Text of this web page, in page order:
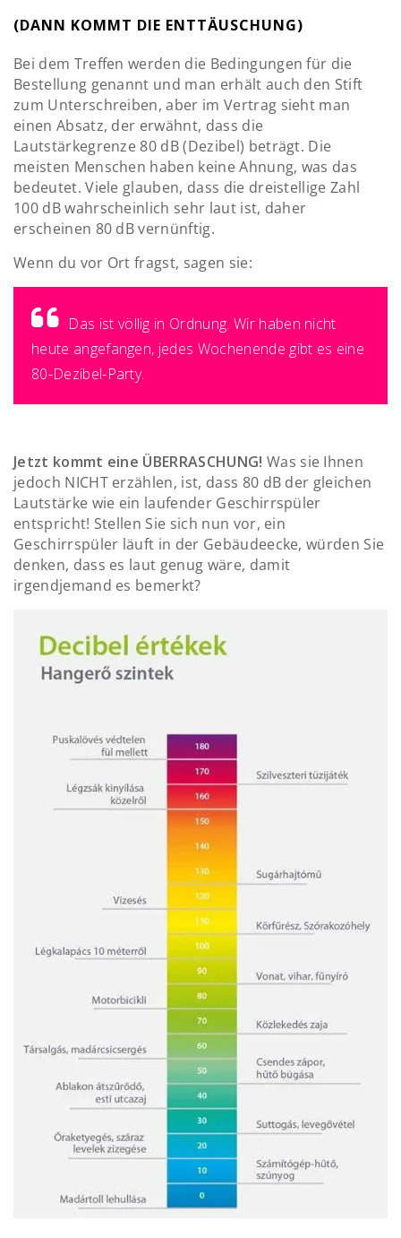
(DANN KOMMT DIE ENTTÄUSCHUNG)
Bei dem Treffen werden die Bedingungen für die
Bestellung genannt und man erhält auch den Stift
zum Unterschreiben, aber im Vertrag sieht man
einen Absatz, der erwähnt, dass die
Lautstärkegrenze 80 dB (Dezibel) beträgt. Die
meisten Menschen haben keine Ahnung, was das
bedeutet. Viele glauben, dass die dreistellige Zahl
100 dB wahrscheinlich sehr laut ist, daher
erscheinen 80 dB vernünftig.
Wenn du vor Ort fragst, sagen sie:
Das ist völlig in Ordnung. Wir haben nicht
heute angefangen, jedes Wochenende gibt es eine
80-Dezibel-Party.
Jetzt kommt eine ÜBERRASCHUNG! Was sie Ihnen
jedoch NICHT erzählen, ist, dass 80 dB der gleichen
Lautstärke wie ein laufender Geschirrspüler
entspricht! Stellen Sie sich nun vor, ein
Geschirrspüler läuft in der Gebäudeecke, würden Sie
denken, dass es laut genug wäre, damit
irgendjemand es bemerkt?